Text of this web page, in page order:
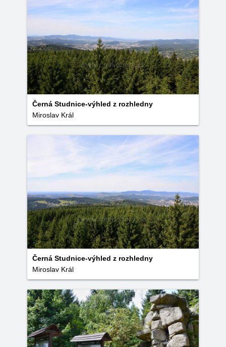
Černá Studnice-výhled z rozhledny
Miroslav Král
Černá Studnice-výhled z rozhledny
Miroslav Král